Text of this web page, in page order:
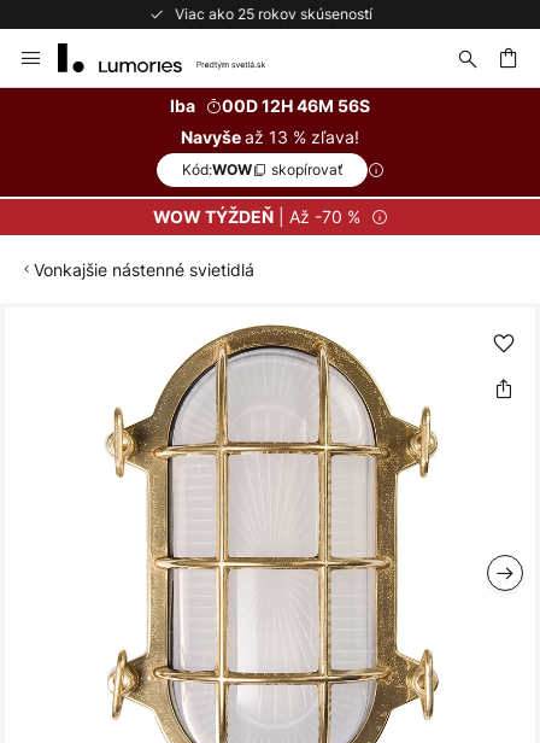
Bezplatné vrátenie do 50 dní
to
Iba
00D 12H 46M 56S
Navyšeaž 13 % zľava!
Kód:WOW skopírovať
WOW TÝŽDEŇ| Až -70 %
Vonkajšie nástenné svietidlá